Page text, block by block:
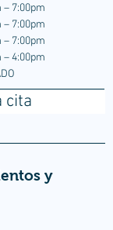
cita
y
– 7:00pm
– 7:00pm
– 7:00pm
– 4:00pm